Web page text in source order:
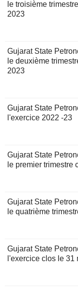
le troisième
2023
Gujarat State
le deuxième
2023
Gujarat State
l'exercice 2022 -23
Gujarat State
le premier trimestre
Gujarat State
le quatrième
Gujarat State
l'exercice clos le 31